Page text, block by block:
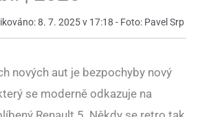
8. 7. 2025 v 17:18 - Foto: Pavel Srp
nových aut je bezpochyby nový
se moderně odkazuje na